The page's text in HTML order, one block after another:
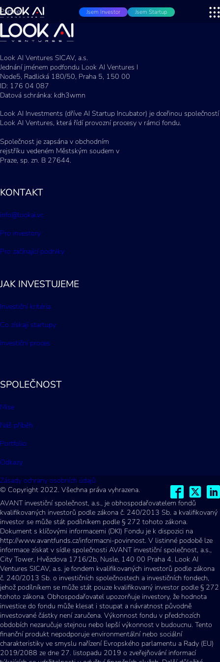
Jsem Investor Jsem Startup
Partner
Look AI Ventures SICAV, a.s.
Jednání jménem podfondu Look AI Ventures I
Node5, Radlická 180/50, Praha 5, 150 00
ID: 176 04 087
Datová schránka: kdh3wmn
Look AI Investments (dříve AI Startup Incubator) je dceřinou společností
Look AI Ventures, která řídí provozní procesy v rámci fondu.
Společnost je zapsána v obchodním
rejstříku vedeném Městským soudem v
Praze, sp. zn. B 27644.
KONTAKT
info@lookai.vc
Pro investory
Pro začínající podniky
JAK INVESTUJEME
Investiční kritéria
Co získají startupy
Investiční proces
SPOLEČNOST
Mise
Náš příběh
Portfolio
Odkazy
Zásady ochrany osobních údajů
© Copyright 2022. Všechna práva vyhrazena.
AVANT investiční společnost, a.s., je obhospodařovatelem fondů
kvalifikovaných investorů podle zákona č. 240/2013 Sb. a kvalifikovaný
investor se může stát podílníkem podle § 272 tohoto zákona.
Dokument s klíčovými informacemi (DKI) Fondu je k dispozici na
http://www.avantfunds.cz/informacni-povinnost. V listinné podobě lze
informace získat v sídle společnosti AVANT investiční společnost, a.s.,
City Tower, Hvězdova 1716/2b, Nusle, 140 00 Praha 4. Look AI
Ventures SICAV, a.s. je fondem kvalifikovaných investorů podle zákona
č. 240/2013 Sb. o investičních společnostech a investičních fondech,
jehož podílníkem se může stát pouze kvalifikovaný investor podle § 272
tohoto zákona. Obhospodařovatel upozorňuje investory, že hodnota
investice do fondu může klesat i stoupat a návratnost původně
investované částky není zaručena. Výkonnost fondu v předchozích
obdobích nezaručuje stejnou nebo lepší výkonnost v budoucnu. Tento
finanční produkt nepodporuje environmentální nebo sociální
charakteristiky ve smyslu nařízení Evropského parlamentu a Rady (EU)
2019/2088 ze dne 27. listopadu 2019 o zveřejňování informací